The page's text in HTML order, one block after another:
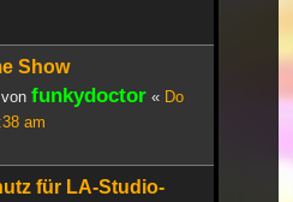
Show
funkydoctor « Do
am
für LA-Studio-